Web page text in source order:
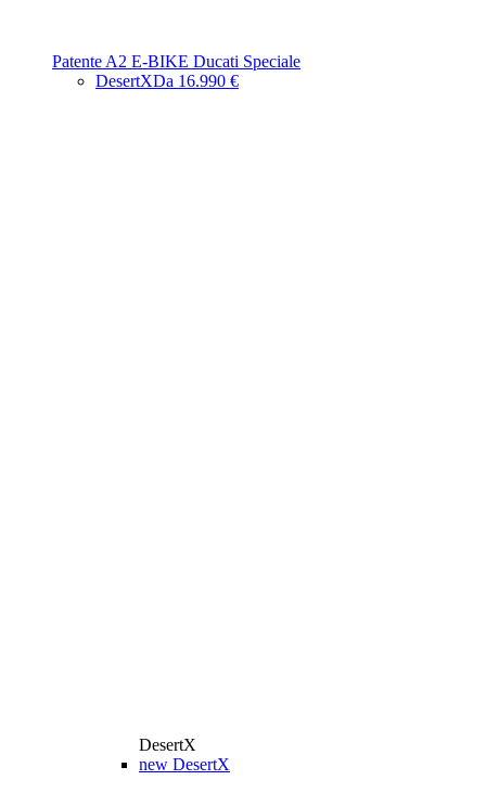
Patente A2 E-BIKE Ducati Speciale
DesertXDa 16.990 €
DesertX
new DesertX